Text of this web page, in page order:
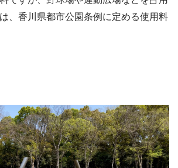
、香川県都市公園条例に定める使用料